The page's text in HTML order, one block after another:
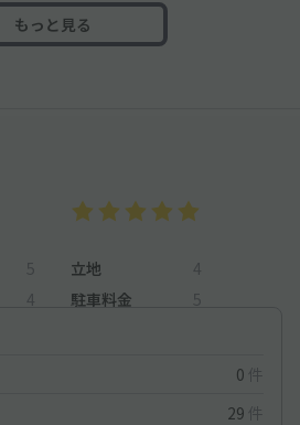
もっと見る
5 立地
4
4 駐車料金
5
0 件
29 件